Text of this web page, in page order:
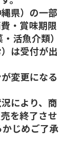
県）の一部
・賞味期限
活魚介類）
は受付が出
変更になる
により、商
を終了させ
じめご了承